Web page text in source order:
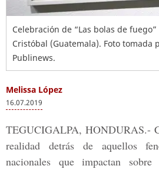
Celebración de “Las bolas de
Cristóbal (Guatemala). Foto tomada
Publinews.
Melissa López
16.07.2019
TEGUCIGALPA, HONDURAS.-
realidad detrás de aquellos
nacionales que impactan